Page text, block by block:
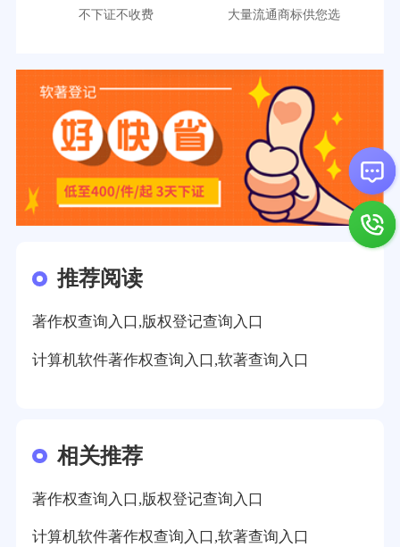
不下证不收费 大量流通商标供您选
推荐阅读
著作权查询入口,版权登记查询入口
计算机软件著作权查询入口,软著查询入口
相关推荐
著作权查询入口,版权登记查询入口
计算机软件著作权查询入口,软著查询入口